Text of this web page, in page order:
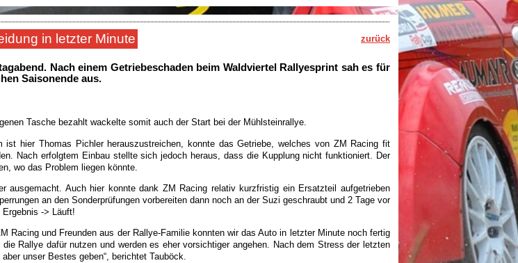
in letzter Minute zurück
Nach einem Getriebeschaden beim Waldviertel Rallyesprint sah es für
Saisonende aus.
Tasche bezahlt wackelte somit auch der Start bei der Mühlsteinrallye.
hier Thomas Pichler herauszustreichen, konnte das Getriebe, welches von ZM Racing fit
Nach erfolgtem Einbau stellte sich jedoch heraus, dass die Kupplung nicht funktioniert. Der
wo das Problem liegen könnte.
ausgemacht. Auch hier konnte dank ZM Racing relativ kurzfristig ein Ersatzteil aufgetrieben
an den Sonderprüfungen vorbereiten dann noch an der Suzi geschraubt und 2 Tage vor
-> Läuft!
Racing und Freunden aus der Rallye-Familie konnten wir das Auto in letzter Minute noch fertig
Rallye dafür nutzen und werden es eher vorsichtiger angehen. Nach dem Stress der letzten
unser Bestes geben“, berichtet Tauböck.